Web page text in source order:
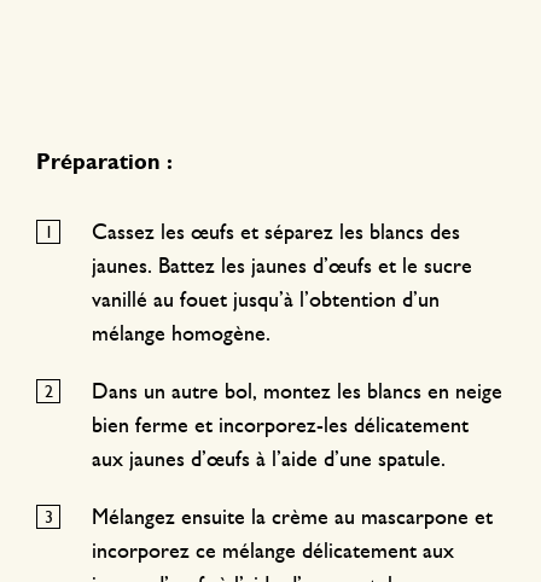
Préparation :
Cassez les œufs et séparez les blancs des
jaunes. Battez les jaunes d’œufs et le sucre
vanillé au fouet jusqu’à l’obtention d’un
mélange homogène.
Dans un autre bol, montez les blancs en neige
bien ferme et incorporez-les délicatement
aux jaunes d’œufs à l’aide d’une spatule.
Mélangez ensuite la crème au mascarpone et
incorporez ce mélange délicatement aux